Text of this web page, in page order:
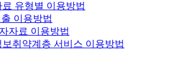
료 유형별 이용방법
이용방법
자료 이용방법
보취약계층 서비스 이용방법